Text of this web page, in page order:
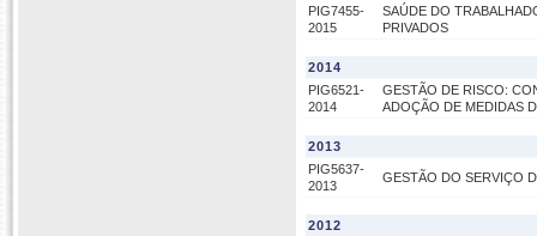
PIG7455-
2015
SAÚDE DO
PRIVADOS
2014
PIG6521-
2014
GESTÃO DE RISCO:
ADOÇÃO DE MEDIDAS
2013
PIG5637-
2013
GESTÃO DO SERVIÇO
2012